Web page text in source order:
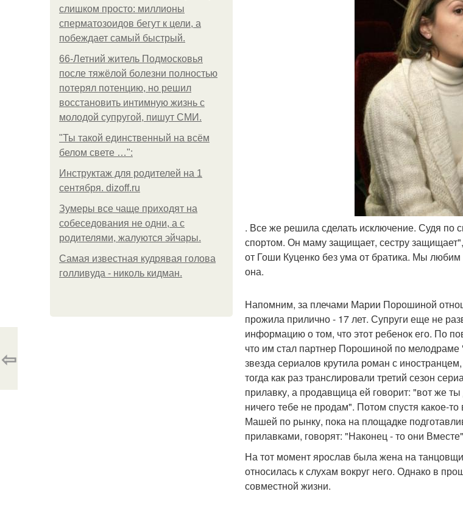
слишком просто: миллионы
сперматозоидов бегут к цели, а
побеждает самый быстрый.
66-Летний житель Подмосковья
после тяжёлой болезни полностью
потерял потенцию, но решил
восстановить интимную жизнь с
молодой супругой, пишут СМИ.
"Ты такой единственный на всём
белом свете …":
Инструктаж для родителей на 1
сентября. dizoff.ru
Зумеры все чаще приходят на
собеседования не одни, а с
родителями, жалуются эйчары.
Самая известная кудрявая голова
голливуда - николь кидман.
. Все же решила сделать исключение. Судя по
спортом. Он маму защищает, сестру
от Гоши Куценко без ума от братика. Мы
она.
Напомним, за плечами Марии Порошиной
прожила прилично - 17 лет. Супруги еще не
информацию о том, что этот ребенок его. По
что им стал партнер Порошиной по
звезда сериалов крутила роман с
тогда как раз транслировали третий сезон
прилавку, а продавщица ей говорит: "вот же
ничего тебе не продам". Потом спустя какое-
Машей по рынку, пока на площадке
прилавками, говорят: "Наконец - то они
На тот момент ярослав была жена на
относилась к слухам вокруг него. Однако в
совместной жизни.
⇦